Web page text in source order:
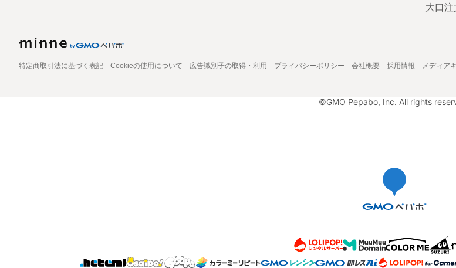
大口注
特定商取引法に基づく表記 Cookieの使用について 広告識別子の取得・利用 プライバシーポリシー 会社概要 採用情報 メディア
©GMO Pepabo, Inc. All rights